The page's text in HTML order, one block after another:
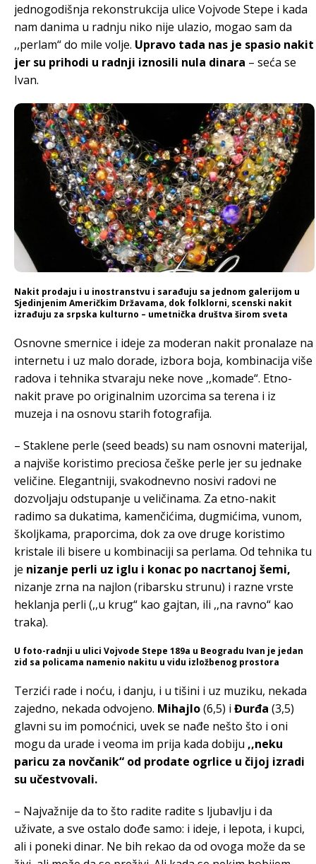
jednogodišnja rekonstrukcija ulice Vojvode Stepe i kada
nam danima u radnju niko nije ulazio, mogao sam da
,,perlam“ do mile volje. Upravo tada nas je spasio nakit
jer su prihodi u radnji iznosili nula dinara – seća se
Ivan.
Nakit prodaju i u inostranstvu i sarađuju sa jednom galerijom u
Sjedinjenim Američkim Državama, dok folklorni, scenski nakit
izrađuju za srpska kulturno – umetnička društva širom sveta
Osnovne smernice i ideje za moderan nakit pronalaze na
internetu i uz malo dorade, izbora boja, kombinacija više
radova i tehnika stvaraju neke nove ,,komade“. Etno-
nakit prave po originalnim uzorcima sa terena i iz
muzeja i na osnovu starih fotografija.
– Staklene perle (seed beads) su nam osnovni materijal,
a najviše koristimo preciosa češke perle jer su jednake
veličine. Elegantniji, svakodnevno nosivi radovi ne
dozvoljaju odstupanje u veličinama. Za etno-nakit
radimo sa dukatima, kamenčićima, dugmićima, vunom,
školjkama, praporcima, dok za ove druge koristimo
kristale ili bisere u kombinaciji sa perlama. Od tehnika tu
je nizanje perli uz iglu i konac po nacrtanoj šemi,
nizanje zrna na najlon (ribarsku strunu) i razne vrste
heklanja perli (,,u krug“ kao gajtan, ili ,,na ravno“ kao
traka).
U foto-radnji u ulici Vojvode Stepe 189a u Beogradu Ivan je jedan
zid sa policama namenio nakitu u vidu izložbenog prostora
Terzići rade i noću, i danju, i u tišini i uz muziku, nekada
zajedno, nekada odvojeno. Mihajlo(6,5) i Đurđa (3,5)
glavni su im pomoćnici, uvek se nađe nešto što i oni
mogu da urade i veoma im prija kada dobiju ,,neku
paricu za novčanik“ od prodate ogrlice u čijoj izradi
su učestvovali.
– Najvažnije da to što radite radite s ljubavlju i da
uživate, a sve ostalo dođe samo: i ideje, i lepota, i kupci,
ali i poneki dinar. Ne bih rekao da od ovoga može da se